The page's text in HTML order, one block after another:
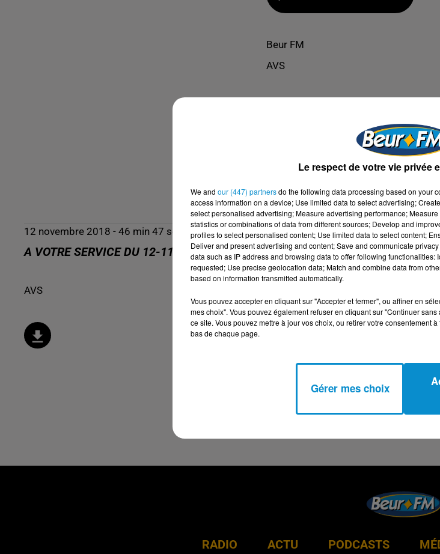
Beur FM
AVS
12 novembre 2018 - 46 min 47 sec
A VOTRE SERVICE DU 12-11-2018
AVS
RADIO ACTU PODCASTS
Le respect de votre vie privée
We and our (447) partnersdo the following data processing based on your
access information on a device; Use limited data to select advertising;
select personalised advertising; Measure advertising performance;
statistics or combinations of data from different sources; Develop and
profiles to select personalised content; Use limited data to select content;
Deliver and present advertising and content; Save and communicate
data such as IP address and browsing data to offer following
requested; Use precise geolocation data; Match and combine data from
based on information transmitted automatically.
Vous pouvez accepter en cliquant sur "Accepter et fermer", ou affiner en
mes choix". Vous pouvez également refuser en cliquant sur "Continuer
ce site. Vous pouvez mettre à jour vos choix, ou retirer votre consentement
bas de chaque page.
Gérer mes choix